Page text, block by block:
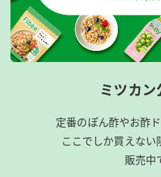
ミツカ
定番のぽん酢やお酢
ここでしか買えない
販売中